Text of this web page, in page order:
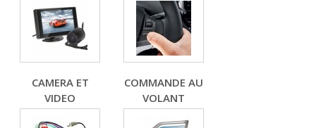
CAMERA ET
VIDEO
COMMANDE AU
VOLANT